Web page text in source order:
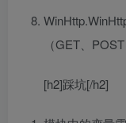
（GET、POST
[h2]踩坑[/h2]